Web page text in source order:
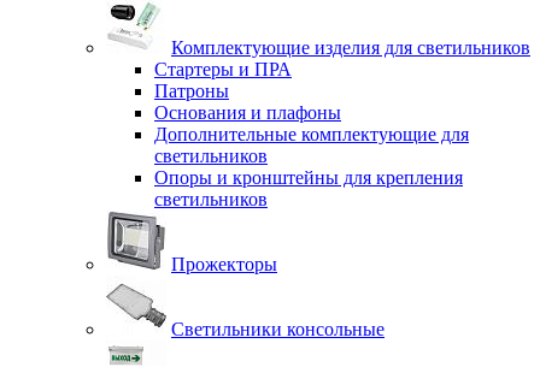
Комплектующие изделия для светильников
Стартеры и ПРА
Патроны
Основания и плафоны
Дополнительные комплектующие для
светильников
Опоры и кронштейны для крепления
светильников
Прожекторы
Светильники консольные